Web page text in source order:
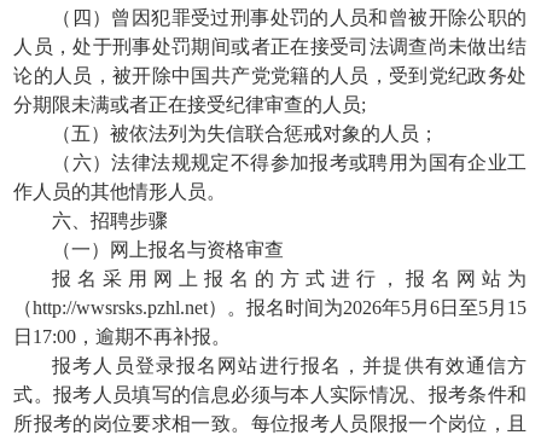
（四）曾因犯罪受过刑事处罚的人员和曾被开除公职的
人员，处于刑事处罚期间或者正在接受司法调查尚未做出结
论的人员，被开除中国共产党党籍的人员，受到党纪政务处
分期限未满或者正在接受纪律审查的人员;
（五）被依法列为失信联合惩戒对象的人员；
（六）法律法规规定不得参加报考或聘用为国有企业工
作人员的其他情形人员。
六、招聘步骤
（一）网上报名与资格审查
报名采用网上报名的方式进行，报名网站为
（http://wwsrsks.pzhl.net）。报名时间为2026年5月6日至5月15
日17:00，逾期不再补报。
报考人员登录报名网站进行报名，并提供有效通信方
式。报考人员填写的信息必须与本人实际情况、报考条件和
所报考的岗位要求相一致。每位报考人员限报一个岗位，且